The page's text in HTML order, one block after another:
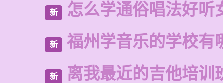
新 怎么学通俗唱法好听
新 福州学音乐的学校有
新 离我最近的吉他培训